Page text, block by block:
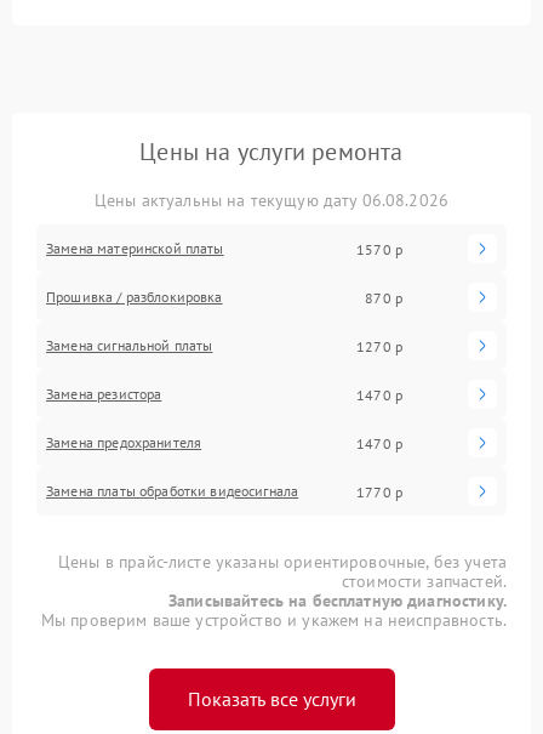
Цены на услуги ремонта
Цены актуальны на текущую дату 06.08.2026
Замена материнской платы 1570 р
Прошивка / разблокировка 870 р
Замена сигнальной платы 1270 р
Замена резистора 1470 р
Замена предохранителя 1470 р
Замена платы обработки видеосигнала 1770 р
Цены в прайс-листе указаны ориентировочные, без учета
стоимости запчастей.
Записывайтесь на бесплатную диагностику.
Мы проверим ваше устройство и укажем на неисправность.
Показать все услуги